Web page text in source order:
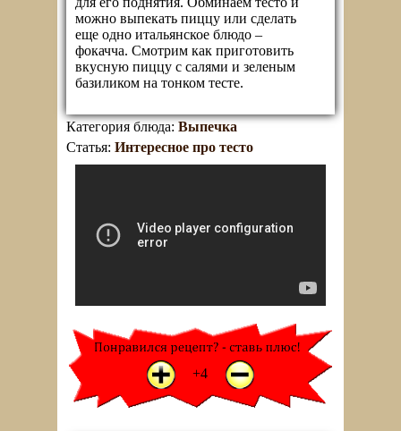
можно выпекать пиццу или сделать
еще одно итальянское блюдо –
фокачча. Смотрим как приготовить
вкусную пиццу с салями и зеленым
базиликом на тонком тесте.
Категория блюда: Выпечка
Статья: Интересное про тесто
+1
+4 -1